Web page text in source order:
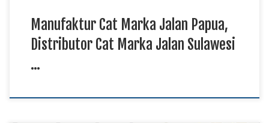
Manufaktur Cat Marka Jalan Papua,
Distributor Cat Marka Jalan Sulawesi
…